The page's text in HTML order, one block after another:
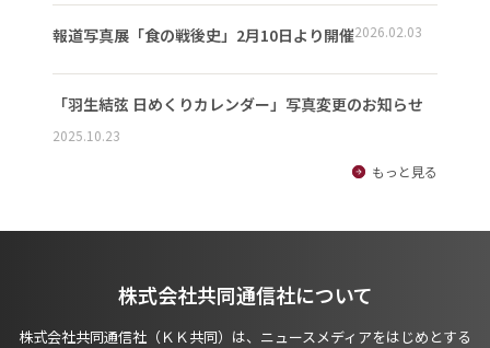
報道写真展「食の戦後史」2月10日より開催2026.02.03
「羽生結弦 日めくりカレンダー」写真変更のお知らせ
2025.10.23
もっと見る
株式会社共同通信社について
株式会社共同通信社（ＫＫ共同）は、ニュースメディアをはじめとする